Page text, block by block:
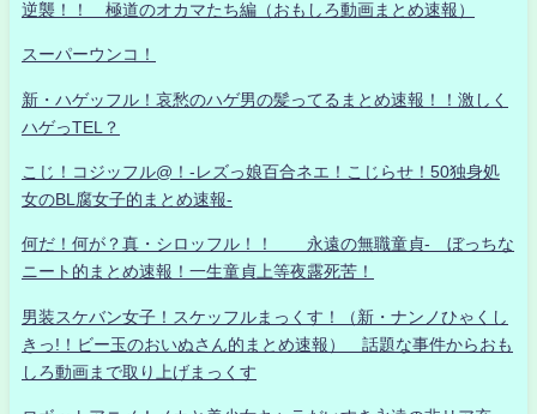
逆襲！！ 極道のオカマたち編（おもしろ動画まとめ速報）
スーパーウンコ！
新・ハゲッフル！哀愁のハゲ男の髪ってるまとめ速報！！激しく
ハゲっTEL？
こじ！コジッフル@！-レズっ娘百合ネエ！こじらせ！50独身処
女のBL腐女子的まとめ速報-
何だ！何が？真・シロッフル！！ 永遠の無職童貞- ぼっちな
ニート的まとめ速報！一生童貞上等夜露死苦！
男装スケバン女子！スケッフルまっくす！（新・ナンノひゃくし
きっ!！ビー玉のおいぬさん的まとめ速報） 話題な事件からおも
しろ動画まで取り上げまっくす